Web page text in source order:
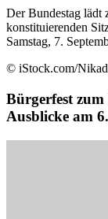
Der Bundestag lädt
konstituierenden
Samstag, 7.
© iStock.com/
Bürgerfest
Ausblicke am